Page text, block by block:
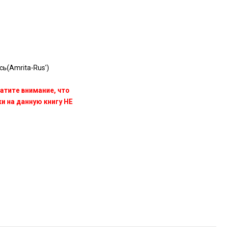
Rus')
внимание, что
данную книгу НЕ